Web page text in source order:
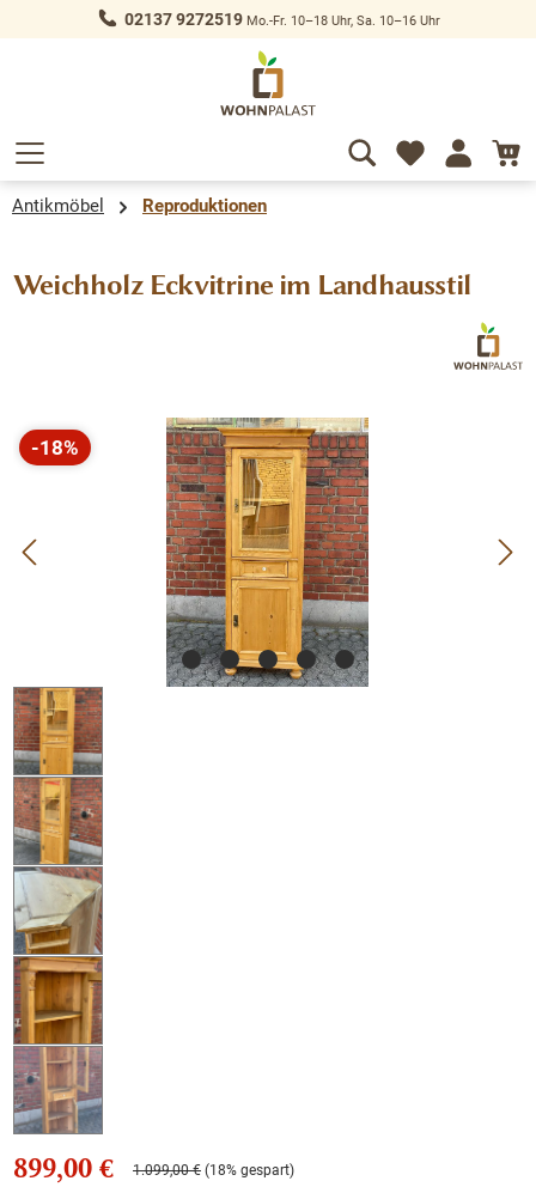
springen 02137 9272519Mo.-Fr. 10–18 Uhr, Sa. 10–16 Uhr
Antikmöbel Reproduktionen
Weichholz Eckvitrine im Landhausstil
Bildergalerie überspringen
-18%
Rabatt
899,00 € 1.099,00 € (18% gespart)